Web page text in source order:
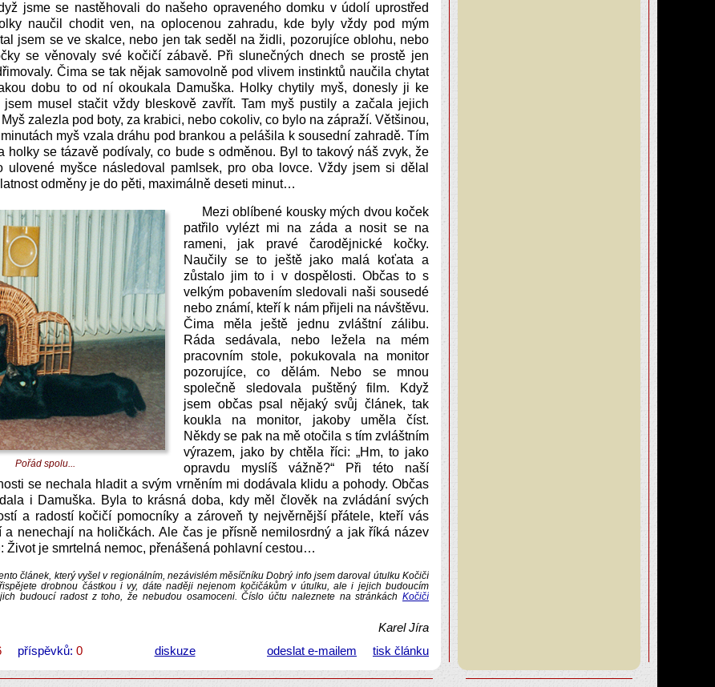
jsme se nastěhovali do našeho opraveného domku v údolí uprostřed
naučil chodit ven, na oplocenou zahradu, kde byly vždy pod mým
jsem se ve skalce, nebo jen tak seděl na židli, pozorujíce oblohu, nebo
se věnovaly své kočičí zábavě. Při slunečných dnech se prostě jen
Čima se tak nějak samovolně pod vlivem instinktů naučila chytat
dobu to od ní okoukala Damuška. Holky chytily myš, donesly ji ke
jsem musel stačit vždy bleskově zavřít. Tam myš pustily a začala jejich
zalezla pod boty, za krabici, nebo cokoliv, co bylo na zápraží. Většinou,
myš vzala dráhu pod brankou a pelášila k sousední zahradě. Tím
holky se tázavě podívaly, co bude s odměnou. Byl to takový náš zvyk, že
ulovené myšce následoval pamlsek, pro oba lovce. Vždy jsem si dělal
odměny je do pěti, maximálně deseti minut…
Pořád spolu...
Mezi oblíbené kousky mých dvou koček
patřilo vylézt mi na záda a nosit se na
rameni, jak pravé čarodějnické kočky.
Naučily se to ještě jako malá koťata a
zůstalo jim to i v dospělosti. Občas to s
velkým pobavením sledovali naši sousedé
nebo známí, kteří k nám přijeli na návštěvu.
Čima měla ještě jednu zvláštní zálibu.
Ráda sedávala, nebo ležela na mém
pracovním stole, pokukovala na monitor
pozorujíce, co dělám. Nebo se mnou
společně sledovala puštěný film. Když
jsem občas psal nějaký svůj článek, tak
koukla na monitor, jakoby uměla číst.
Někdy se pak na mě otočila s tím zvláštním
výrazem, jako by chtěla říci: „Hm, to jako
opravdu myslíš vážně?“ Při této naší
se nechala hladit a svým vrněním mi dodávala klidu a pohody. Občas
i Damuška. Byla to krásná doba, kdy měl člověk na zvládání svých
a radostí kočičí pomocníky a zároveň ty nejvěrnější přátele, kteří vás
a nenechají na holičkách. Ale čas je přísně nemilosrdný a jak říká název
Život je smrtelná nemoc, přenášená pohlavní cestou…
článek, který vyšel v regionálním, nezávislém měsíčníku Dobrý info jsem daroval útulku Kočičí
drobnou částkou i vy, dáte naději nejenom kočičákům v útulku, ale i jejich budoucím
budoucí radost z toho, že nebudou osamoceni. Číslo účtu naleznete na stránkách Kočičí
Karel Jíra
příspěvků: 0 diskuze odeslat e-mailem tisk článku